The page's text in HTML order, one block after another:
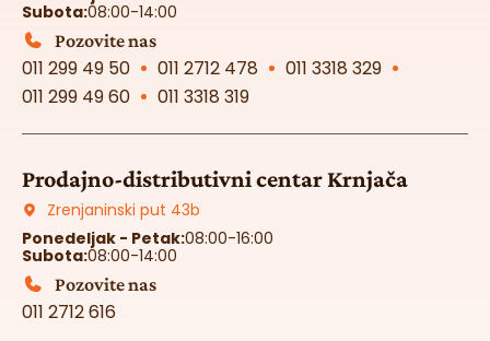
Subota:08:00-14:00
Pozovite nas
011 299 49 50 011 2712 478
011 3318 329
011 299 49 60
011 3318 319
Prodajno-distributivni centar Krnjača
Zrenjaninski put 43b
Ponedeljak - Petak:08:00-16:00
Subota:08:00-14:00
Pozovite nas
011 2712 616